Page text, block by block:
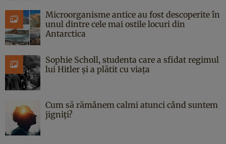
Microorganisme antice au fost descoperite în
unul dintre cele mai ostile locuri din
Antarctica
Sophie Scholl, studenta care a sfidat regimul
lui Hitler și a plătit cu viața
Cum să rămânem calmi atunci când suntem
jigniți?